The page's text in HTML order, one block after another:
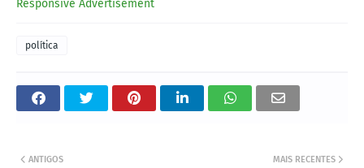
Responsive Advertisement
política
MAIS RECENTES
ANTIGOS